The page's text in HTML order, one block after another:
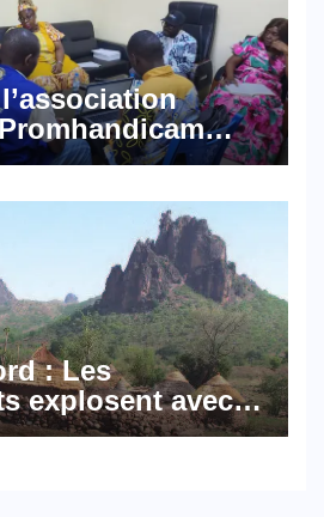
d’une
: Les
explosent avec
en trois mois